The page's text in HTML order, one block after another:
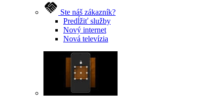
Ste náš zákazník?
Predĺžiť služby
Nový internet
Nová televízia